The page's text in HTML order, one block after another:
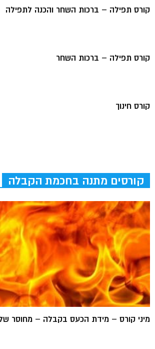
קורס תפילה – ברכות השחר והכנה לתפילה
קורס תפילה – ברכות השחר
קורס חינוך
קורסים מתנה בחכמת הקבלה
מיני קורס – מידת הכעס בקבלה – מחוסר